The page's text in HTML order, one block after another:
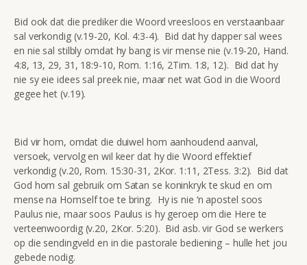
Bid ook dat die prediker die Woord vreesloos en verstaanbaar
sal verkondig (v.19-20, Kol. 4:3-4). Bid dat hy dapper sal wees
en nie sal stilbly omdat hy bang is vir mense nie (v.19-20, Hand.
4:8, 13, 29, 31, 18:9-10, Rom. 1:16, 2Tim. 1:8, 12). Bid dat hy
nie sy eie idees sal preek nie, maar net wat God in die Woord
gegee het (v.19).
Bid vir hom, omdat die duiwel hom aanhoudend aanval,
versoek, vervolg en wil keer dat hy die Woord effektief
verkondig (v.20, Rom. 15:30-31, 2Kor. 1:11, 2Tess. 3:2). Bid dat
God hom sal gebruik om Satan se koninkryk te skud en om
mense na Homself toe te bring. Hy is nie ‘n apostel soos
Paulus nie, maar soos Paulus is hy geroep om die Here te
verteenwoordig (v.20, 2Kor. 5:20). Bid asb. vir God se werkers
op die sendingveld en in die pastorale bediening – hulle het jou
gebede nodig.